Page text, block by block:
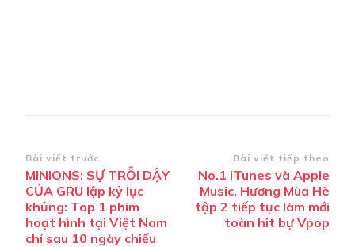
Điều
hướng
bài
viết
Bài viết trước
MINIONS: SỰ TRỖI DẬY
CỦA GRU lập kỷ lục
khủng: Top 1 phim
hoạt hình tại Việt Nam
chỉ sau 10 ngày chiếu
Bài viết tiếp theo
No.1 iTunes và Apple
Music, Hương Mùa Hè
tập 2 tiếp tục làm mới
toàn hit bự Vpop